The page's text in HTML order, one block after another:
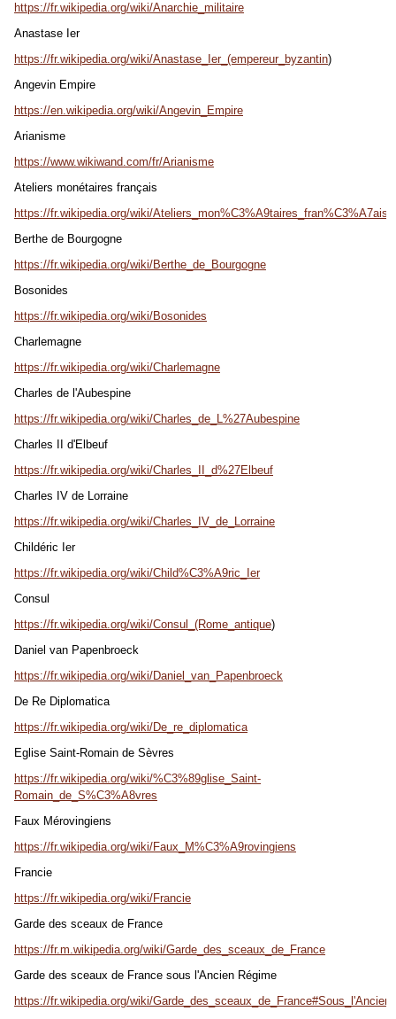
https://fr.wikipedia.org/wiki/Anarchie_militaire
Anastase Ier
https://fr.wikipedia.org/wiki/Anastase_Ier_(empereur_byzantin)
Angevin Empire
https://en.wikipedia.org/wiki/Angevin_Empire
Arianisme
https://www.wikiwand.com/fr/Arianisme
Ateliers monétaires français
https://fr.wikipedia.org/wiki/Ateliers_mon%C3%A9taires_fran%C3%A7ais
Berthe de Bourgogne
https://fr.wikipedia.org/wiki/Berthe_de_Bourgogne
Bosonides
https://fr.wikipedia.org/wiki/Bosonides
Charlemagne
https://fr.wikipedia.org/wiki/Charlemagne
Charles de l'Aubespine
https://fr.wikipedia.org/wiki/Charles_de_L%27Aubespine
Charles II d'Elbeuf
https://fr.wikipedia.org/wiki/Charles_II_d%27Elbeuf
Charles IV de Lorraine
https://fr.wikipedia.org/wiki/Charles_IV_de_Lorraine
Childéric Ier
https://fr.wikipedia.org/wiki/Child%C3%A9ric_Ier
Consul
https://fr.wikipedia.org/wiki/Consul_(Rome_antique)
Daniel van Papenbroeck
https://fr.wikipedia.org/wiki/Daniel_van_Papenbroeck
De Re Diplomatica
https://fr.wikipedia.org/wiki/De_re_diplomatica
Eglise Saint-Romain de Sèvres
https://fr.wikipedia.org/wiki/%C3%89glise_Saint-
Romain_de_S%C3%A8vres
Faux Mérovingiens
https://fr.wikipedia.org/wiki/Faux_M%C3%A9rovingiens
Francie
https://fr.wikipedia.org/wiki/Francie
Garde des sceaux de France
https://fr.m.wikipedia.org/wiki/Garde_des_sceaux_de_France
Garde des sceaux de France sous l'Ancien Régime
https://fr.wikipedia.org/wiki/